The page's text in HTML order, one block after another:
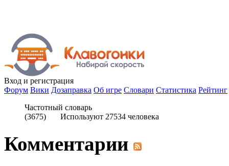
Вход и регистрация
Форум Вики Дозаправка Об игре Словари Статистика Рейтинг
Частотный словарь
(3675) Используют 27534 человека
Комментарии